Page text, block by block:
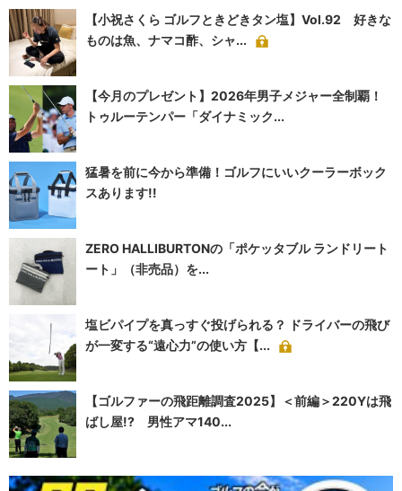
【小祝さくら ゴルフときどきタン塩】Vol.92 好きな
ものは魚、ナマコ酢、シャ...
【今月のプレゼント】2026年男子メジャー全制覇！
トゥルーテンパー「ダイナミック...
猛暑を前に今から準備！ゴルフにいいクーラーボック
スあります!!
ZERO HALLIBURTONの「ポケッタブル ランドリート
ート」（非売品）を...
塩ビパイプを真っすぐ投げられる？ ドライバーの飛び
が一変する“遠心力”の使い方【...
【ゴルファーの飛距離調査2025】＜前編＞220Yは飛
ばし屋!? 男性アマ140...